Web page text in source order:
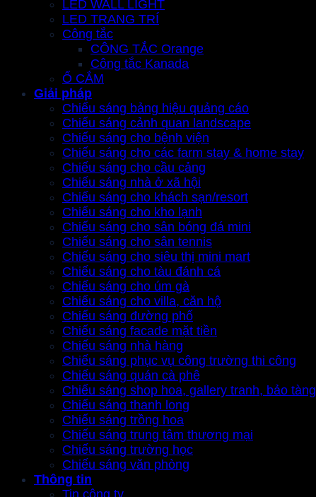
LED WALL LIGHT
LED TRANG TRÍ
Công tắc
CÔNG TẮC Orange
Công tắc Kanada
Ổ CẮM
Giải pháp
Chiếu sáng bảng hiệu quảng cáo
Chiếu sáng cảnh quan landscape
Chiếu sáng cho bệnh viện
Chiếu sáng cho các farm stay & home stay
Chiếu sáng cho cầu cảng
Chiếu sáng nhà ở xã hội
Chiếu sáng cho khách sạn/resort
Chiếu sáng cho kho lạnh
Chiếu sáng cho sân bóng đá mini
Chiếu sáng cho sân tennis
Chiếu sáng cho siêu thị mini mart
Chiếu sáng cho tàu đánh cá
Chiếu sáng cho úm gà
Chiếu sáng cho villa, căn hộ
Chiếu sáng đường phố
Chiếu sáng facade mặt tiền
Chiếu sáng nhà hàng
Chiếu sáng phục vụ công trường thi công
Chiếu sáng quán cà phê
Chiếu sáng shop hoa, gallery tranh, bảo tàng
Chiếu sáng thanh long
Chiếu sáng trồng hoa
Chiếu sáng trung tâm thương mại
Chiếu sáng trường học
Chiếu sáng văn phòng
Thông tin